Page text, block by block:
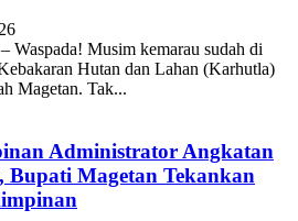
Musim kemarau sudah di
Hutan dan Lahan (Karhutla)
Magetan. Tak...
Administrator Angkatan
Magetan Tekankan